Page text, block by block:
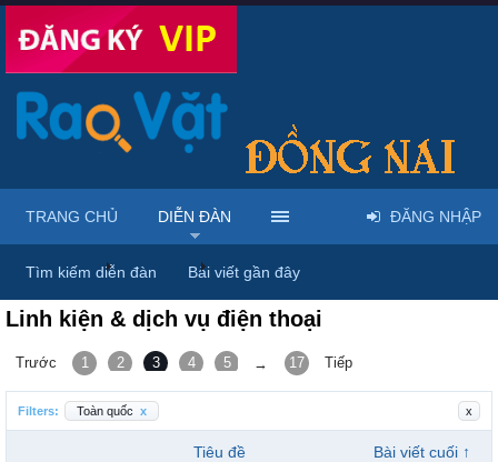
Trang chủ Diễn đàn Điện thoại - Máy tính bảng
Linh kiện & dịch vụ điện thoại
Trước 1 2 3 4 5 6
→ 17 Tiếp
Filters: Toàn quốc x x
Tiêu đề Bài viết cuối ↑
TRANG CHỦ DIỄN ĐÀN
Tìm kiếm diễn đàn Bài viết gần đây
ĐĂNG NHẬP